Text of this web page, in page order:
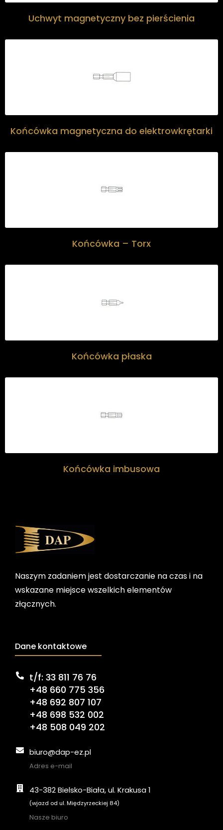
Uchwyt magnetyczny bez pierścienia
Końcówka magnetyczna do elektrowkrętarki
Końcówka – Torx
Końcówka płaska
Końcówka imbusowa
Naszym zadaniem jest dostarczanie na czas i na
wskazane miejsce wszelkich elementów
złącznych.
Dane kontaktowe
t/f: 33 811 76 76
+48 660 775 356
+48 692 807 107
+48 698 532 002
+48 508 049 202
biuro@dap-ez.pl
Adres e-mail
43-382 Bielsko-Biała, ul. Krakusa 1
(wjazd od ul. Międzyrzeckiej 84)
Nasze biuro